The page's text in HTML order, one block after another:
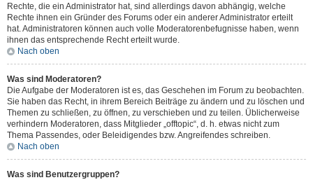
Rechte, die ein Administrator hat, sind allerdings davon abhängig, welche
Rechte ihnen ein Gründer des Forums oder ein anderer Administrator erteilt
hat. Administratoren können auch volle Moderatorenbefugnisse haben, wenn
ihnen das entsprechende Recht erteilt wurde.
Nach oben
Was sind Moderatoren?
Die Aufgabe der Moderatoren ist es, das Geschehen im Forum zu beobachten.
Sie haben das Recht, in ihrem Bereich Beiträge zu ändern und zu löschen und
Themen zu schließen, zu öffnen, zu verschieben und zu teilen. Üblicherweise
verhindern Moderatoren, dass Mitglieder „offtopic“, d. h. etwas nicht zum
Thema Passendes, oder Beleidigendes bzw. Angreifendes schreiben.
Nach oben
Was sind Benutzergruppen?